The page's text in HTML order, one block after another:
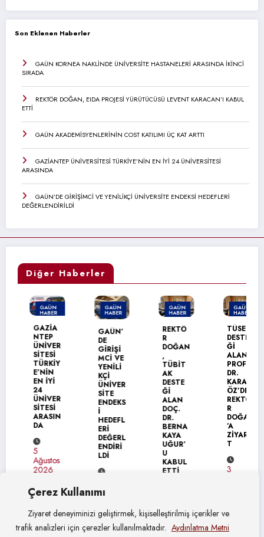
Çerez Kullanımı
Ziyaret deneyiminizi geliştirmek, kişiselleştirilmiş içerikler ve
trafik analizleri için çerezler kullanılmaktadır. Aydınlatma Metni
Son Eklenen Haberler
GAÜN KORNEA NAKLİNDE ÜNİVERSİTE HASTANELERİ ARASINDA İKİNCİ
SIRADA
REKTÖR DOĞAN, EIDA PROJESİ YÜRÜTÜCÜSÜ LEVENT KARACAN’I KABUL
ETTİ
GAÜN AKADEMİSYENLERİNİN COST KATILIMI ÜÇ KAT ARTTI
GAZİANTEP ÜNİVERSİTESİ TÜRKİYE’NİN EN İYİ 24 ÜNİVERSİTESİ
ARASINDA
GAÜN’DE GİRİŞİMCİ VE YENİLİKÇİ ÜNİVERSİTE ENDEKSİ HEDEFLERİ
DEĞERLENDİRİLDİ
Diğer Haberler
GAÜN
HABER
MANŞET
GAZİA
NTEP
ÜNİVER
SİTESİ
TÜRKİY
E’NİN
EN İYİ
ÜNİVER
SİTESİ
ARASIN
Ağustos
2026
GAÜN
HABER
GAÜN’
GİRİŞİ
MCİ VE
YENİLİ
KÇİ
ÜNİVER
SİTE
ENDEKS
HEDEFL
DEĞERL
ENDİRİ
Ağustos
2026
GAÜN
HABER
REKTÖ
DOĞAN
TÜBİT
DESTE
ALAN
DOÇ.
DR.
BERNA
KAYA
UĞUR’
KABUL
ETTİ
2026
GAÜN
HABER
TÜSEB
DESTE
ALAN
PROF.
DR.
KARAG
ÖZ’DEN
REKTÖ
DOĞAN
ZİYARE